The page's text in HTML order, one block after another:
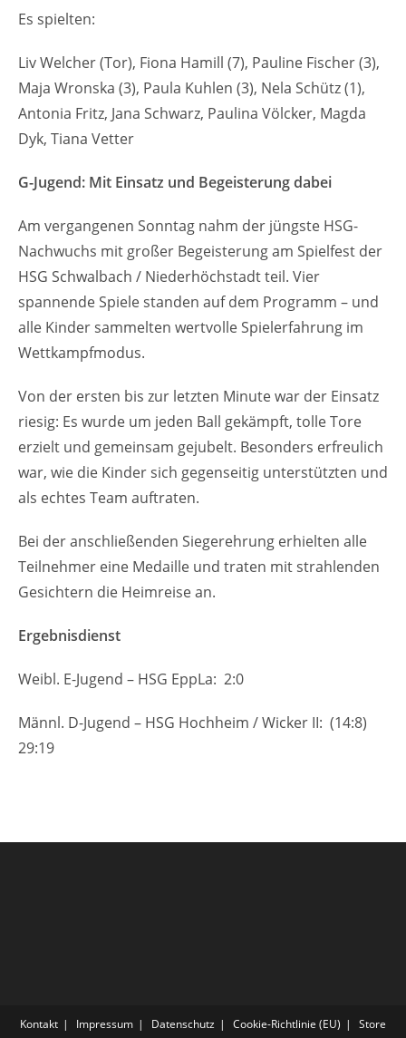
Es spielten:
Liv Welcher (Tor), Fiona Hamill (7), Pauline Fischer (3),
Maja Wronska (3), Paula Kuhlen (3), Nela Schütz (1),
Antonia Fritz, Jana Schwarz, Paulina Völcker, Magda
Dyk, Tiana Vetter
G-Jugend: Mit Einsatz und Begeisterung dabei
Am vergangenen Sonntag nahm der jüngste HSG-
Nachwuchs mit großer Begeisterung am Spielfest der
HSG Schwalbach / Niederhöchstadt teil. Vier
spannende Spiele standen auf dem Programm – und
alle Kinder sammelten wertvolle Spielerfahrung im
Wettkampfmodus.
Von der ersten bis zur letzten Minute war der Einsatz
riesig: Es wurde um jeden Ball gekämpft, tolle Tore
erzielt und gemeinsam gejubelt. Besonders erfreulich
war, wie die Kinder sich gegenseitig unterstützten und
als echtes Team auftraten.
Bei der anschließenden Siegerehrung erhielten alle
Teilnehmer eine Medaille und traten mit strahlenden
Gesichtern die Heimreise an.
Ergebnisdienst
Weibl. E-Jugend – HSG EppLa: 2:0
Männl. D-Jugend – HSG Hochheim / Wicker II: (14:8)
29:19
Kontakt Impressum Datenschutz Cookie-Richtlinie (EU) Store